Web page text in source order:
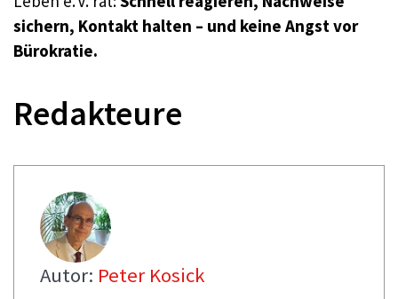
sichern, Kontakt halten – und keine Angst vor
Bürokratie.
Redakteure
Autor: Peter Kosick